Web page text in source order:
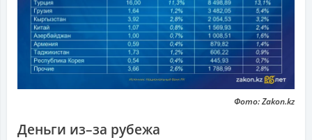
Фото: Zakon.kz
Деньги из–за рубежа